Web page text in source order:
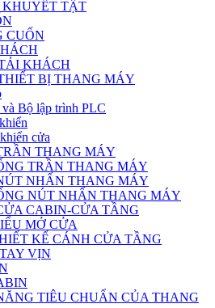
KHUYẾT TẬT
CUỐN
KHÁCH
BỊ THANG MÁY
Bộ lập trình PLC
cửa
THANG MÁY
TRẦN THANG MÁY
NHẤN THANG MÁY
NÚT NHẤN THANG MÁY
CABIN-CỬA TẦNG
MỞ CỬA
KẾ CÁNH CỬA TẦNG
VỊN
TIÊU CHUẨN CỦA THANG